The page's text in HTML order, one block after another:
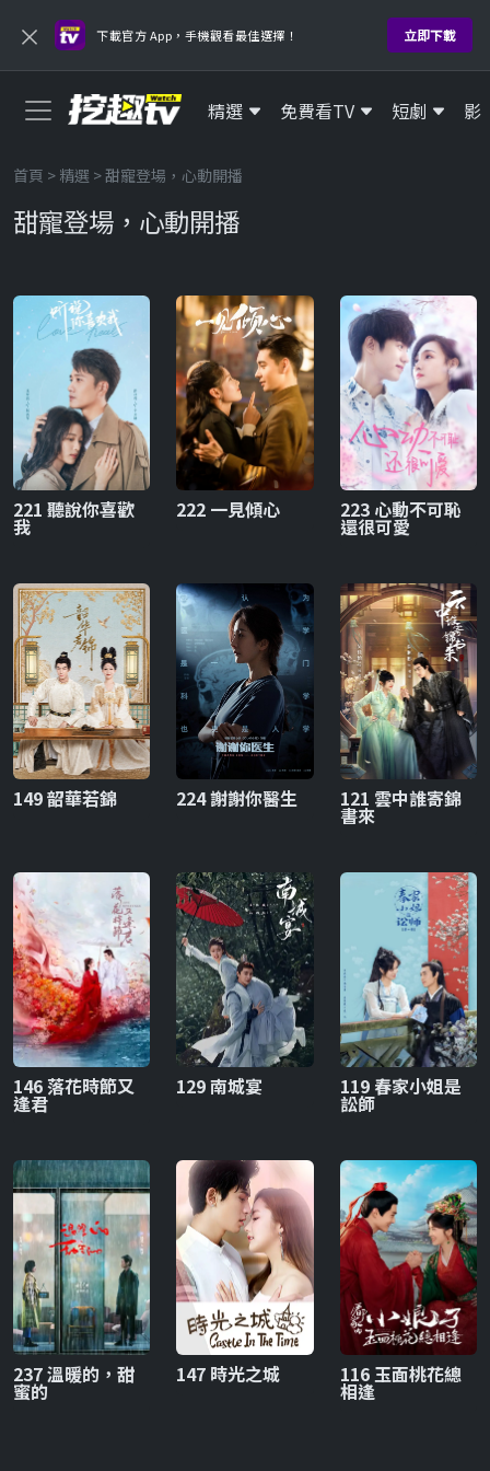
× 下載官方 App，手機觀看最佳選擇！ 立即下載
精選 免費看TV 短劇 影
首頁 > 精選 > 甜寵登場，心動開播
甜寵登場，心動開播
221 聽說你喜歡
我
222 一見傾心 223 心動不可恥
還很可愛
149 韶華若錦 224 謝謝你醫生 121 雲中誰寄錦
書來
146 落花時節又
逢君
129 南城宴 119 春家小姐是
訟師
237 溫暖的，甜
蜜的
147 時光之城 116 玉面桃花總
相逢